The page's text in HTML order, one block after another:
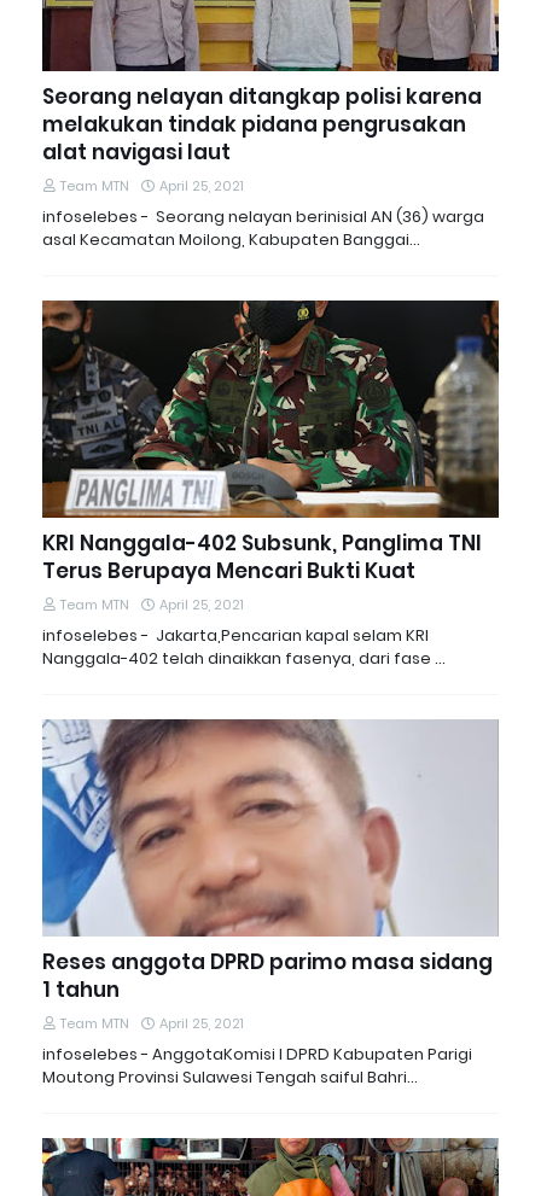
Seorang nelayan ditangkap polisi karena
melakukan tindak pidana pengrusakan
alat navigasi laut
Team MTN April 25, 2021
infoselebes - Seorang nelayan berinisial AN (36) warga
asal Kecamatan Moilong, Kabupaten Banggai…
KRI Nanggala-402 Subsunk, Panglima TNI
Terus Berupaya Mencari Bukti Kuat
Team MTN April 25, 2021
infoselebes - Jakarta,Pencarian kapal selam KRI
Nanggala-402 telah dinaikkan fasenya, dari fase …
Reses anggota DPRD parimo masa sidang
1 tahun
Team MTN April 25, 2021
infoselebes - AnggotaKomisi I DPRD Kabupaten Parigi
Moutong Provinsi Sulawesi Tengah saiful Bahri…